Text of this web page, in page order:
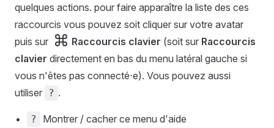
quelques actions. pour faire apparaître la liste des ces
raccourcis vous pouvez soit cliquer sur votre avatar
puis sur
Raccourcis clavier (soit sur Raccourcis
clavier directement en bas du menu latéral gauche si
vous n'êtes pas connecté⋅e). Vous pouvez aussi
utiliser
? .
? Montrer / cacher ce menu d'aide